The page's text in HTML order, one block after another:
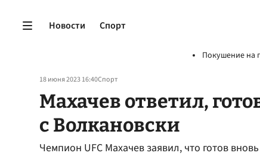
Новости Спорт
Покушение на
18 июня 2023 16:40Спорт
Махачев ответил,
с Волкановски
Чемпион UFC Махачев заявил, что готов